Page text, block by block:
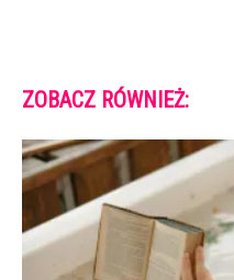
ZOBACZ RÓWNIEŻ: